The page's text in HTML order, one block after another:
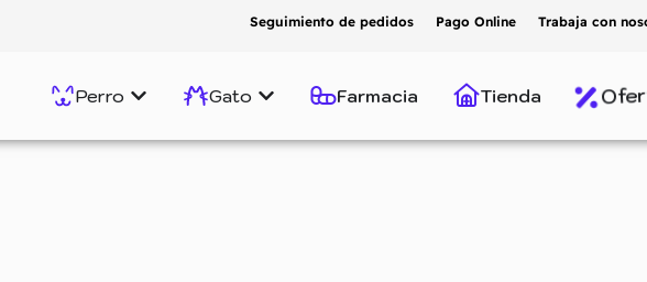
Seguimiento de pedidos Pago Online Trabaja con
Perro Gato Farmacia Tienda